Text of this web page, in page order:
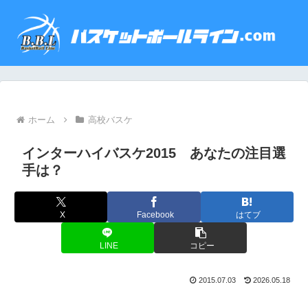
ホーム 高校バスケ
インターハイバスケ2015 あなたの注目選
手は？
X Facebook はてブ
LINE コピー
2015.07.03 2026.05.18